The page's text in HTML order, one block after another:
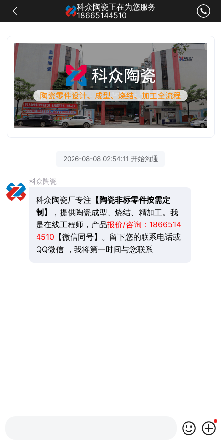
科众陶瓷正在为您服务
18665144510
2026-08-08 02:54:11 开始沟通
科众陶瓷
科众陶瓷厂专注 【陶瓷非标零件按需定
制】
，提供陶瓷成型、烧结、精加工。我
是在线工程师，产品报价/咨询： 1866514
4510 【微信同号】。留下您的联系电话或
QQ微信 ，我将第一时间与您联系